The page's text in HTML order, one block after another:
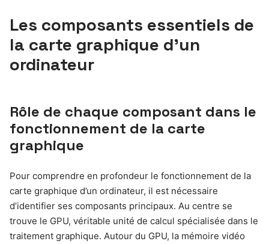
Les composants essentiels de
la carte graphique d’un
ordinateur
Rôle de chaque composant dans le
fonctionnement de la carte
graphique
Pour comprendre en profondeur le fonctionnement de la
carte graphique d’un ordinateur, il est nécessaire
d’identifier ses composants principaux. Au centre se
trouve le GPU, véritable unité de calcul spécialisée dans le
traitement graphique. Autour du GPU, la mémoire vidéo